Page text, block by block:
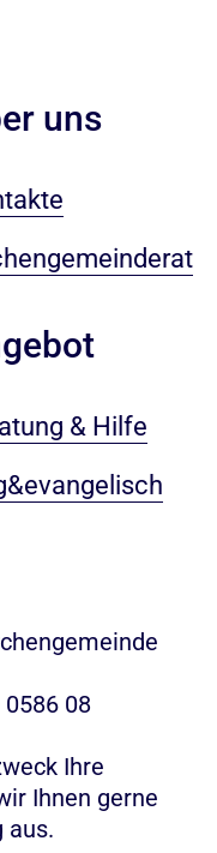
uns
& Hilfe
0586 08
Ihre
Ihnen gerne
aus.